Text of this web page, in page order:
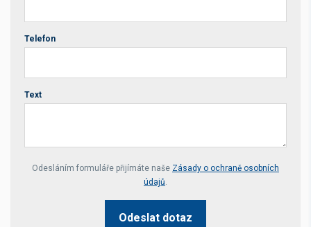
Telefon
Text
Your website *
Odesláním formuláře přijímáte naše Zásady o ochraně osobních
údajů.
Odeslat dotaz